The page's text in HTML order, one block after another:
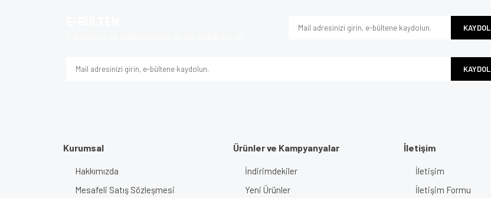
Bu ürüne benzer farklı alternatifler olmalı.
Gönder
KAYDOL
KAYDOL
Kurumsal
Hakkımızda
Mesafeli Satış Sözleşmesi
Ürünler ve Kampyanyalar
İndirimdekiler
Yeni Ürünler
İletişim
İletişim
İletişim Formu